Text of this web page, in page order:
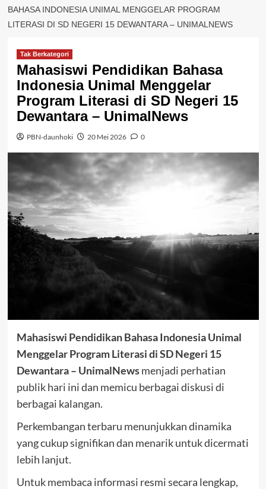
BAHASA INDONESIA UNIMAL MENGGELAR PROGRAM
LITERASI DI SD NEGERI 15 DEWANTARA – UNIMALNEWS
Tak Berkategori
Mahasiswi Pendidikan Bahasa
Indonesia Unimal Menggelar
Program Literasi di SD Negeri 15
Dewantara – UnimalNews
PBN-daunhoki 20 Mei 2026 0
Mahasiswi Pendidikan Bahasa Indonesia Unimal
Menggelar Program Literasi di SD Negeri 15
Dewantara – UnimalNewsmenjadi perhatian
publik hari ini dan memicu berbagai diskusi di
berbagai kalangan.
Perkembangan terbaru menunjukkan dinamika
yang cukup signifikan dan menarik untuk dicermati
lebih lanjut.
Untuk membaca informasi resmi secara lengkap,